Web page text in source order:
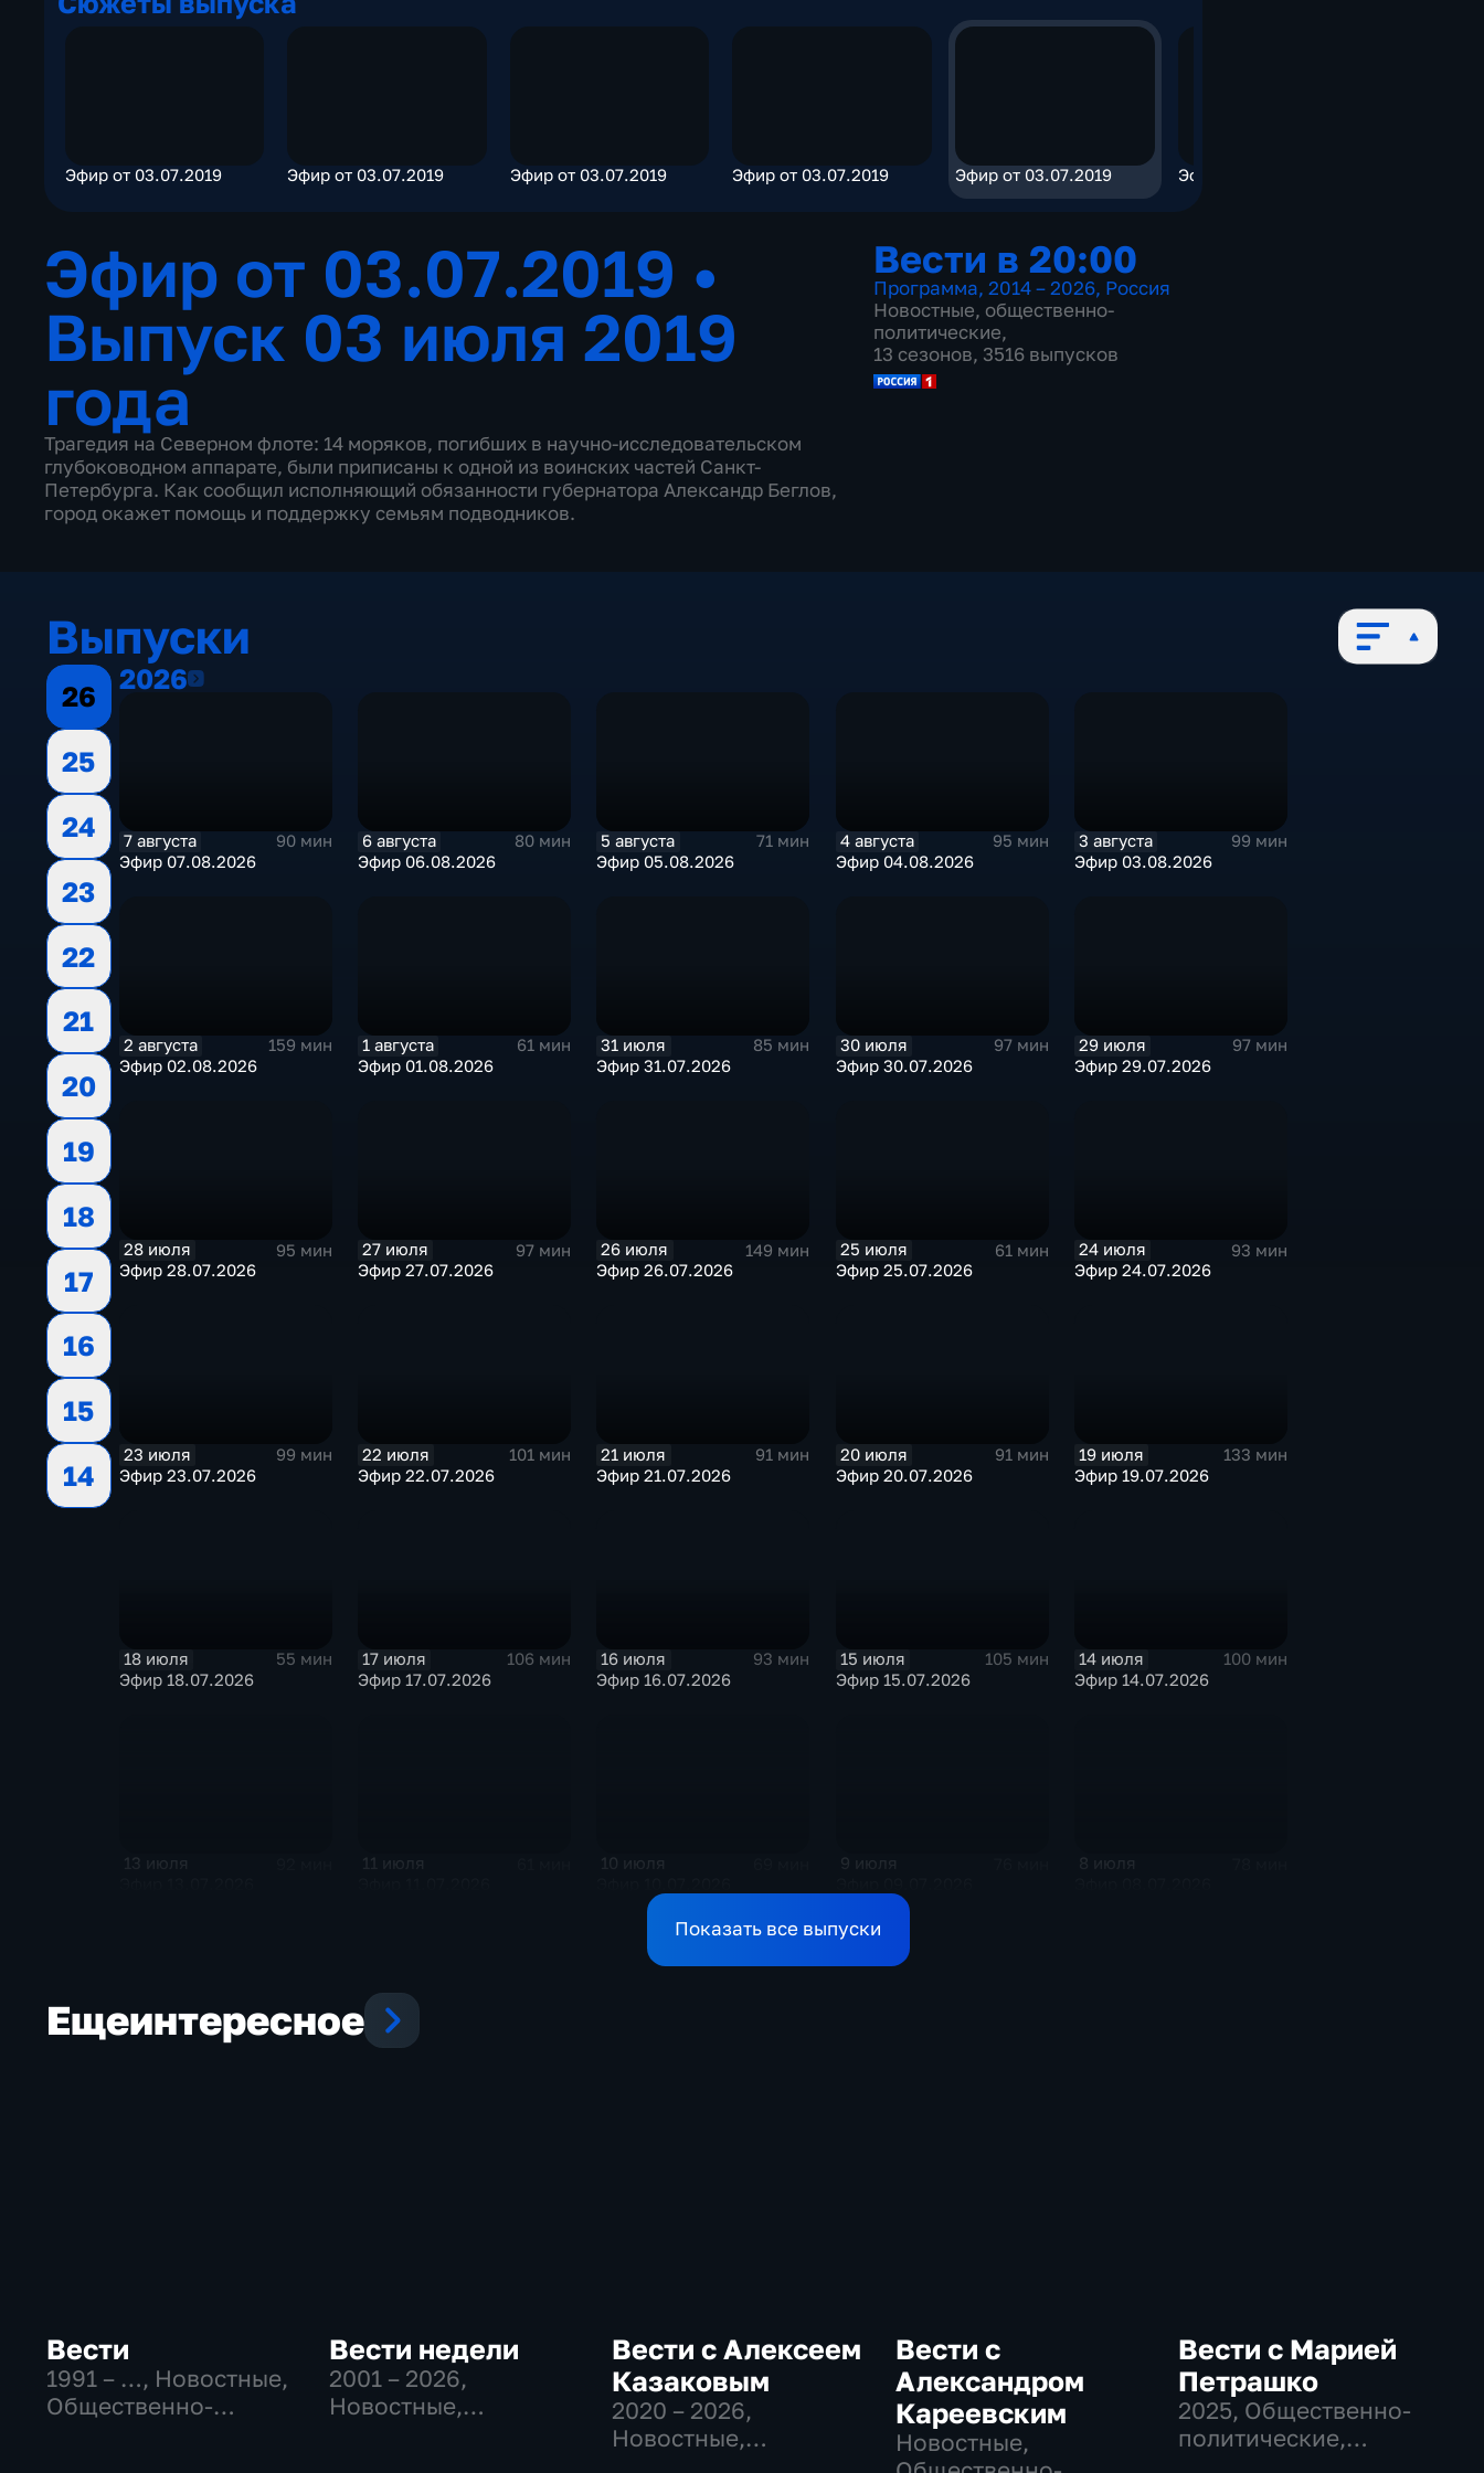
Эфир от 03.07.2019 Эфир от 03.07.2019 Эфир от 03.07.2019 Эфир от 03.07.2019 Эфир от 03.07.2019 Эфир от 03.07.2019
Эфир от 03.07.2019 •
Выпуск 03 июля 2019
года
Трагедия на Северном флоте: 14 моряков, погибших в научно-исследовательском
глубоководном аппарате, были приписаны к одной из воинских частей Санкт-
Петербурга. Как сообщил исполняющий обязанности губернатора Александр Беглов,
город окажет помощь и поддержку семьям подводников.
Вести в 20:00
Программа, 2014 – 2026, Россия
Новостные, общественно-
политические,
13 сезонов, 3516 выпусков
Выпуски
26
25
24
23
22
21
20
19
18
17
16
15
14
20262026
7 августа
90 мин
Эфир 07.08.2026
6 августа
80 мин
Эфир 06.08.2026
5 августа
71 мин
Эфир 05.08.2026
4 августа
95 мин
Эфир 04.08.2026
3 августа
99 мин
Эфир 03.08.2026
2 августа
159 мин
Эфир 02.08.2026
1 августа
61 мин
Эфир 01.08.2026
31 июля
85 мин
Эфир 31.07.2026
30 июля
97 мин
Эфир 30.07.2026
29 июля
97 мин
Эфир 29.07.2026
28 июля
95 мин
Эфир 28.07.2026
27 июля
97 мин
Эфир 27.07.2026
26 июля
149 мин
Эфир 26.07.2026
25 июля
61 мин
Эфир 25.07.2026
24 июля
93 мин
Эфир 24.07.2026
23 июля
99 мин
Эфир 23.07.2026
22 июля
101 мин
Эфир 22.07.2026
21 июля
91 мин
Эфир 21.07.2026
20 июля
91 мин
Эфир 20.07.2026
19 июля
133 мин
Эфир 19.07.2026
18 июля
55 мин
Эфир 18.07.2026
17 июля
106 мин
Эфир 17.07.2026
16 июля
93 мин
Эфир 16.07.2026
15 июля
105 мин
Эфир 15.07.2026
14 июля
100 мин
Эфир 14.07.2026
13 июля 11 июля 10 июля 9 июля 8 июля
Показать все выпуски
Ещеинтересное
Вести
1991 – …, Новостные,
Общественно-
Вести недели
2001 – 2026,
Новостные,
Вести с Алексеем
Казаковым
2020 – 2026,
Новостные,
Вести с
Александром
Кареевским
Новостные,
Вести с Марией
Петрашко
2025, Общественно-
политические,